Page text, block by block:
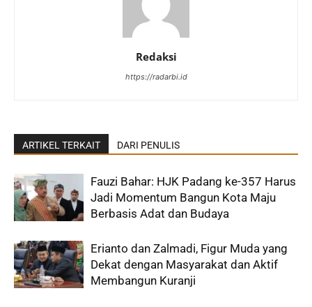
Redaksi
https://radarbi.id
ARTIKEL TERKAIT DARI PENULIS
Fauzi Bahar: HJK Padang ke-357 Harus
Jadi Momentum Bangun Kota Maju
Berbasis Adat dan Budaya
Erianto dan Zalmadi, Figur Muda yang
Dekat dengan Masyarakat dan Aktif
Membangun Kuranji